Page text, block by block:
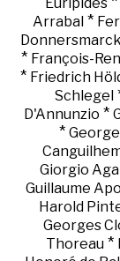
Euripides
Arrabal *
Donnersmarck
* François-
* Friedrich
Schlegel
D'Annunzio *
*
Giorgio
Guillaume
Harold
Georges
Thoreau *